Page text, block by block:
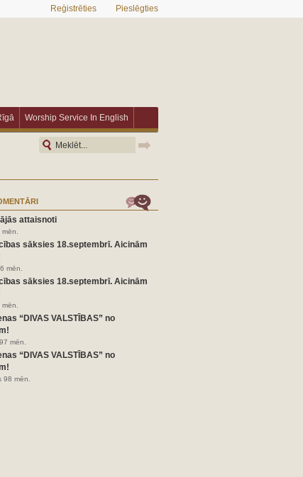
Reģistrēties Pieslēgties
Worship Service In English
attaisnoti
sāksies 18.septembrī. Aicinām
mēn.
sāksies 18.septembrī. Aicinām
“DIVAS VALSTĪBAS” no
mēn.
“DIVAS VALSTĪBAS” no
98 mēn.